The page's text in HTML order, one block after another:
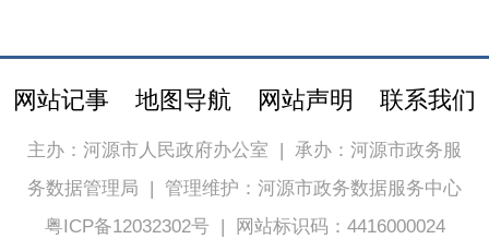
网站记事 地图导航 网站声明 联系我们
主办：河源市人民政府办公室 | 承办：河源市政务服
务数据管理局 | 管理维护：河源市政务数据服务中心
粤ICP备12032302号|
网站标识码：4416000024